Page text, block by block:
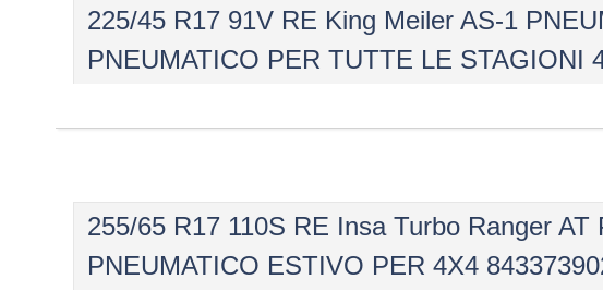
225/45 R17 91V RE King Meiler AS-1
PNEUMATICO PER TUTTE LE STAGIONI
255/65 R17 110S RE Insa Turbo Ranger
PNEUMATICO ESTIVO PER 4X4